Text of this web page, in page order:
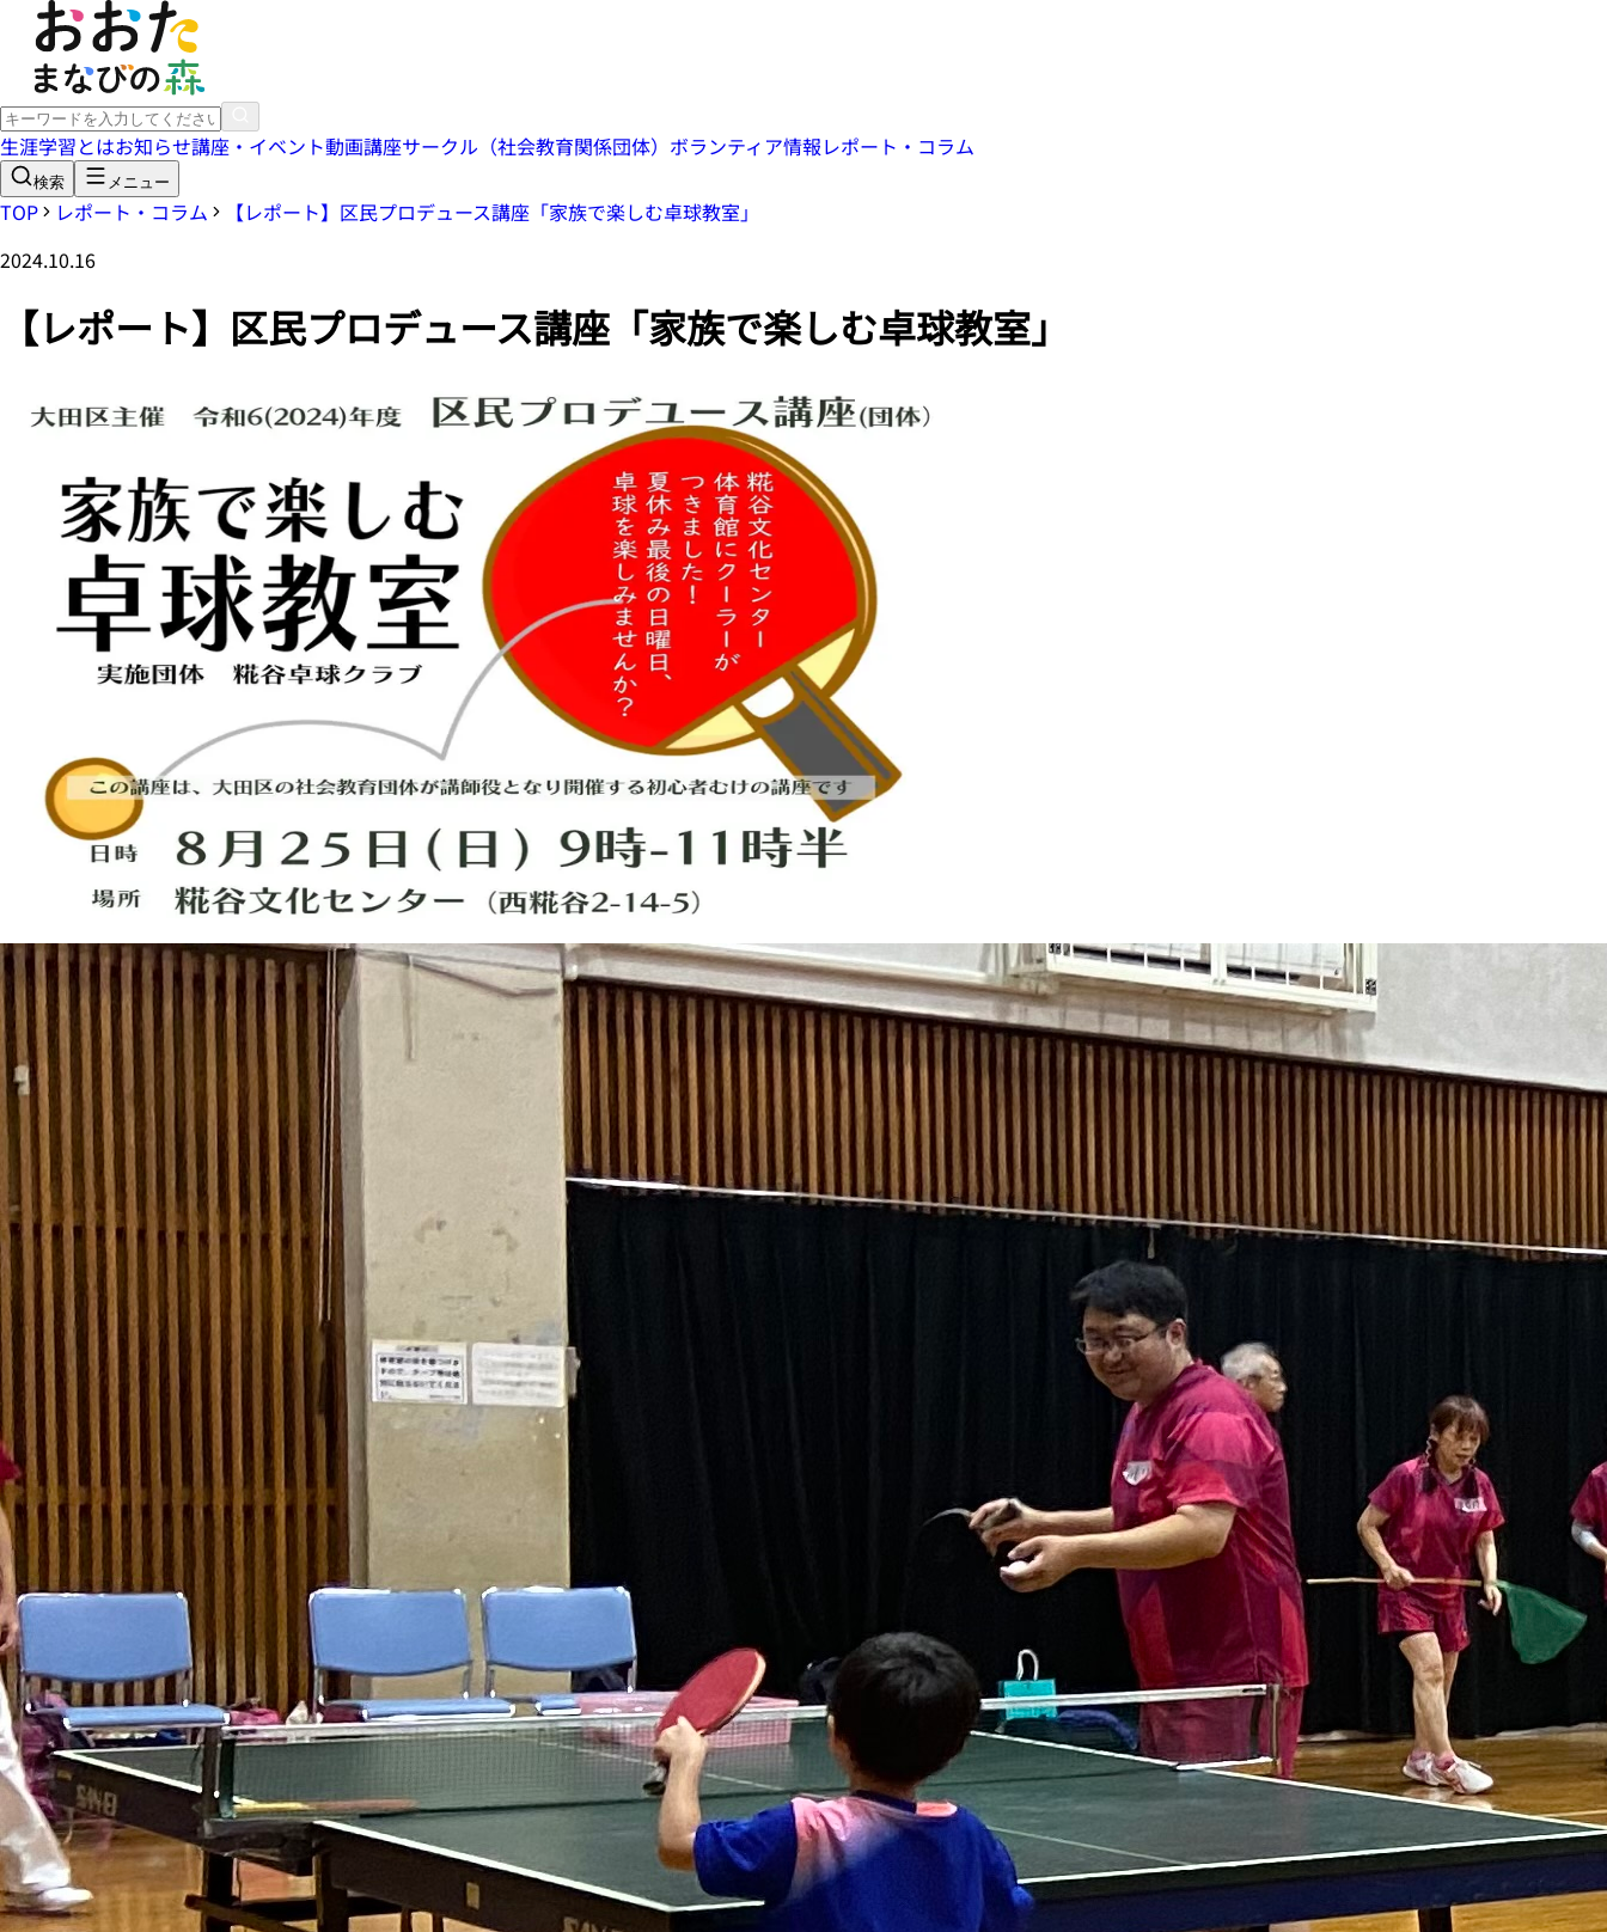
生涯学習とはお知らせ講座・イベント動画講座サークル（社会教育関係団体） ボランティア情報レポート・コラム
検索 メニュー
TOP レポート・コラム
【レポート】区民プロデュース講座「家族で楽しむ卓球教室」
2024.10.16
【レポート】区民プロデュース講座「家族で楽しむ卓球教室」